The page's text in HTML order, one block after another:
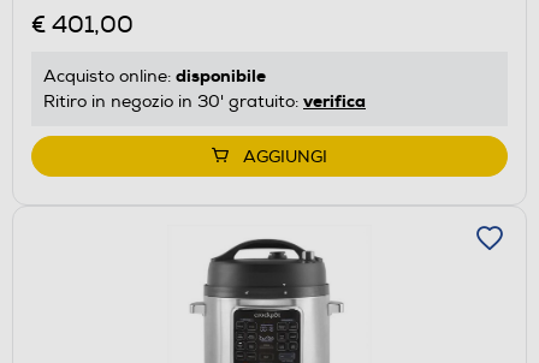
€ 401,00
Acquisto online: disponibile
Ritiro in negozio in 30' gratuito: verifica
AGGIUNGI